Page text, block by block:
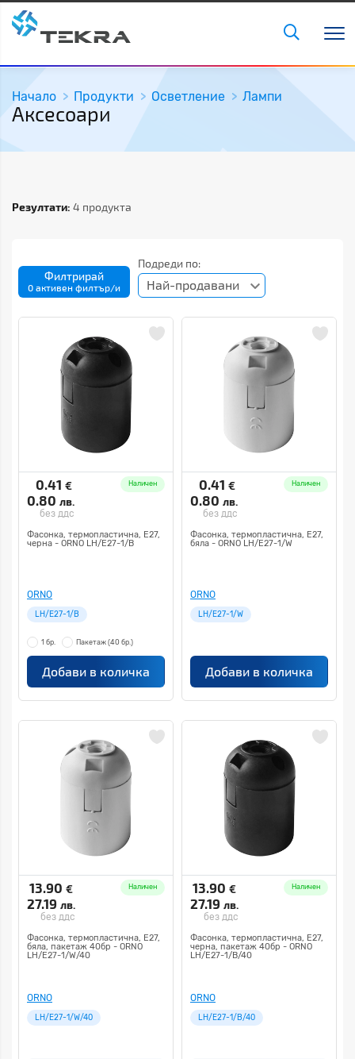
Начало Продукти Осветление Лампи
Аксесоари
Резултати: 4 продукта
Филтрирай
0 активен филтър/и
Подреди по:
Най-продавани
0.41 €
0.80 лв.
без ддс
Наличен
Фасонка, термопластична, E27,
черна - ORNO LH/E27-1/B
ORNO
LH/E27-1/B
1 бр. Пакетаж (40 бр.)
Добави в количка
0.41 €
0.80 лв.
без ддс
Наличен
Фасонка, термопластична, E27,
бяла - ORNO LH/E27-1/W
ORNO
LH/E27-1/W
Добави в количка
13.90 €
27.19 лв.
без ддс
Наличен
Фасонка, термопластична, E27,
бяла, пакетаж 40бр - ORNO
LH/E27-1/W/40
ORNO
LH/E27-1/W/40
13.90 €
27.19 лв.
без ддс
Наличен
Фасонка, термопластична, E27,
черна, пакетаж 40бр - ORNO
LH/E27-1/B/40
ORNO
LH/E27-1/B/40